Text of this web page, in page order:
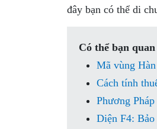
đây bạn có thể di
Có thể bạn
Mã vùng
Cách tính
Phương
Diện F4: